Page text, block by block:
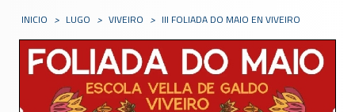
INICIO > LUGO > VIVEIRO > III FOLIADA DO MAIO EN VIVEIRO